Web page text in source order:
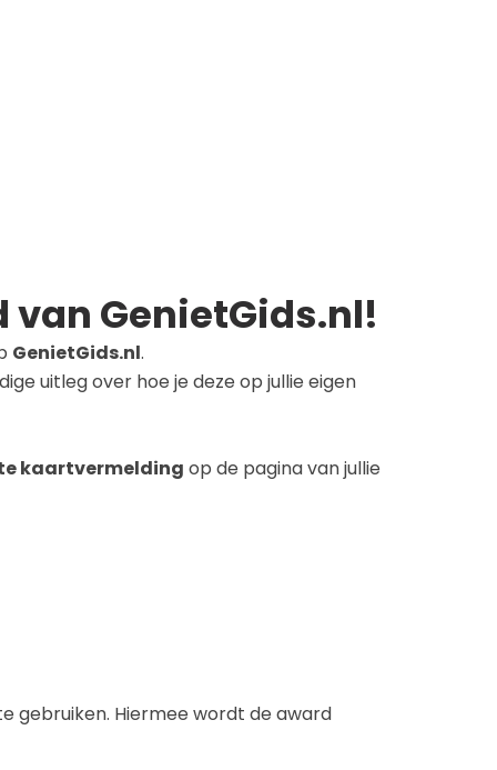
GenietGids.nl!
GenietGids.nl.
uitleg over hoe je deze op jullie eigen
kaartvermelding op de pagina van jullie
gebruiken. Hiermee wordt de award